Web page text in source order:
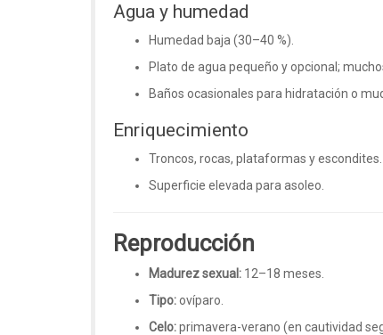
Agua y humedad
Humedad baja (30–40 %).
Plato de agua pequeño y opcional;
Baños ocasionales para hidratación o
Enriquecimiento
Troncos, rocas, plataformas y escondites.
Superficie elevada para asoleo.
Reproducción
Madurez sexual: 12–18 meses.
Tipo:ovíparo.
Celo:primavera-verano (en cautividad